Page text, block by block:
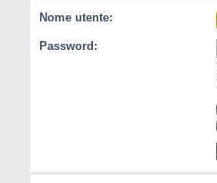
Nome utente:
Password: